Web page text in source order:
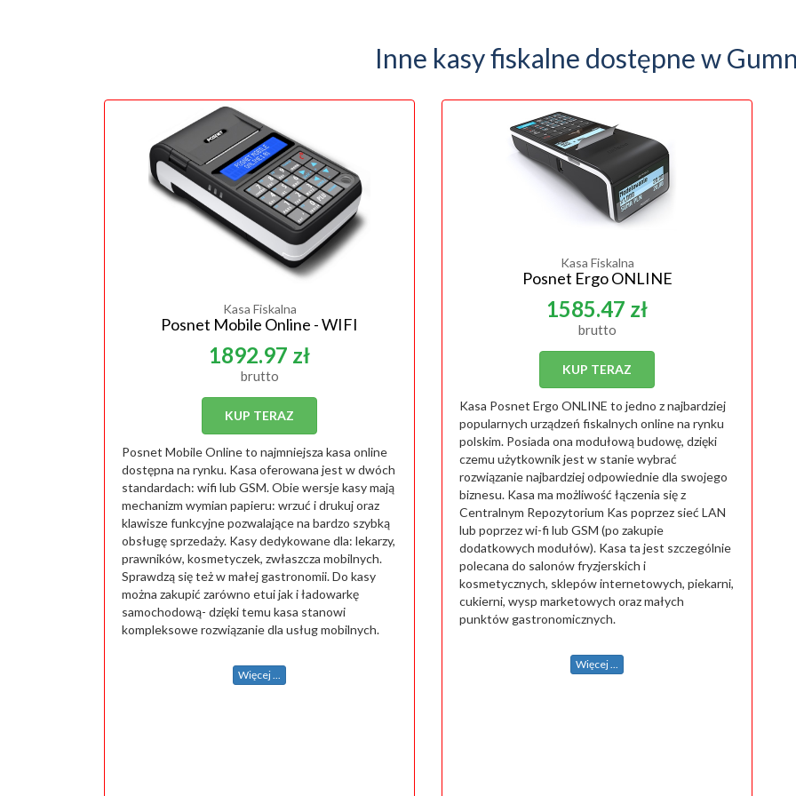
Inne kasy fiskalne dostępne w
Kasa Fiskalna
Posnet Mobile Online - WIFI
1892.97 zł
brutto
KUP TERAZ
Posnet Mobile Online to najmniejsza kasa online
dostępna na rynku. Kasa oferowana jest w dwóch
standardach: wifi lub GSM. Obie wersje kasy mają
mechanizm wymian papieru: wrzuć i drukuj oraz
klawisze funkcyjne pozwalające na bardzo szybką
obsługę sprzedaży. Kasy dedykowane dla: lekarzy,
prawników, kosmetyczek, zwłaszcza mobilnych.
Sprawdzą się też w małej gastronomii. Do kasy
można zakupić zarówno etui jak i ładowarkę
samochodową- dzięki temu kasa stanowi
kompleksowe rozwiązanie dla usług mobilnych.
Więcej ...
Kasa Fiskalna
Posnet Ergo ONLINE
1585.47 zł
brutto
KUP TERAZ
Kasa Posnet Ergo ONLINE to jedno z najbardziej
popularnych urządzeń fiskalnych online na rynku
polskim. Posiada ona modułową budowę, dzięki
czemu użytkownik jest w stanie wybrać
rozwiązanie najbardziej odpowiednie dla swojego
biznesu. Kasa ma możliwość łączenia się z
Centralnym Repozytorium Kas poprzez sieć LAN
lub poprzez wi-fi lub GSM (po zakupie
dodatkowych modułów). Kasa ta jest szczególnie
polecana do salonów fryzjerskich i
kosmetycznych, sklepów internetowych, piekarni,
cukierni, wysp marketowych oraz małych
punktów gastronomicznych.
Więcej ...